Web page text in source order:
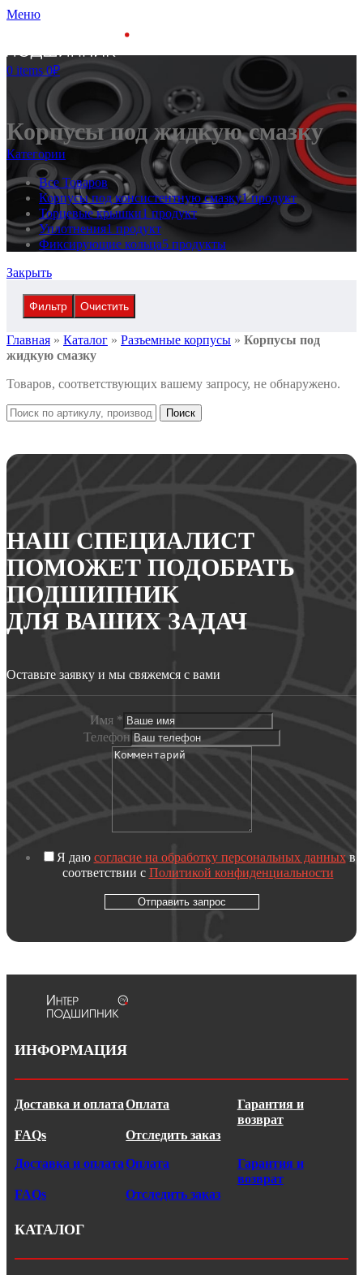
Меню
0 items 0₽
Корпусы под жидкую смазку
Категории
Все Товаров
Корпусы под консистентную смазку1 продукт
Торцевые крышки1 продукт
Уплотнения1 продукт
Фиксирующие кольца5 продукты
Закрыть
Фильтр Очистить
Главная » Каталог » Разъемные корпусы » Корпусы под
жидкую смазку
Товаров, соответствующих вашему запросу, не обнаружено.
Поиск
НАШ СПЕЦИАЛИСТ
ПОМОЖЕТ ПОДОБРАТЬ
ПОДШИПНИК
ДЛЯ ВАШИХ ЗАДАЧ
Оставьте заявку и мы свяжемся с вами
Имя *
Телефон
Я даю согласие на обработку персональных данныхв
соответствии с Политикой конфиденциальности
Отправить запрос
ИНФОРМАЦИЯ
Доставка и оплатаОплата
Гарантия и
возврат
FAQs
Отследить заказ
Доставка и оплатаОплата
Гарантия и
возврат
FAQs
Отследить заказ
КАТАЛОГ